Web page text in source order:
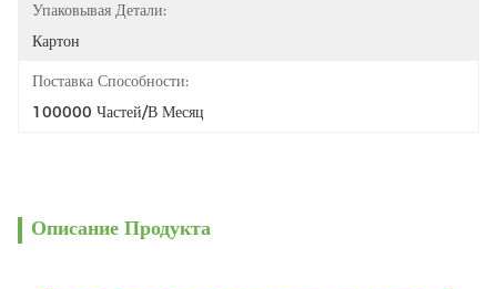
Упаковывая Детали:
Картон
Поставка Способности:
100000 Частей/в Месяц
Описание Продукта